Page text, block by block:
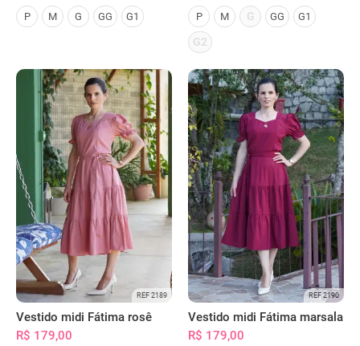
P M G GG G1 P M G GG G1
G2
REF 2189
Vestido midi Fátima rosê
R$ 179,00
REF 2190
Vestido midi Fátima marsala
R$ 179,00